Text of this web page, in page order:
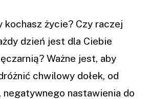
kochasz życie? Czy raczej
dzień jest dla Ciebie
Ważne jest, aby
chwilowy dołek, od
negatywnego nastawienia do